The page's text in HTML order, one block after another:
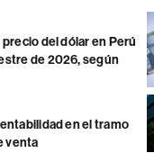
del dólar en Perú
de 2026, según
en el tramo
venta